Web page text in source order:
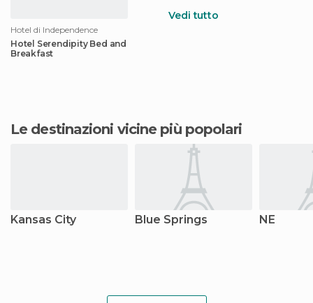
Hotel di Independence
Hotel Serendipity Bed and
Breakfast
Vedi tutto
Le destinazioni vicine più popolari
Kansas City Blue Springs NE